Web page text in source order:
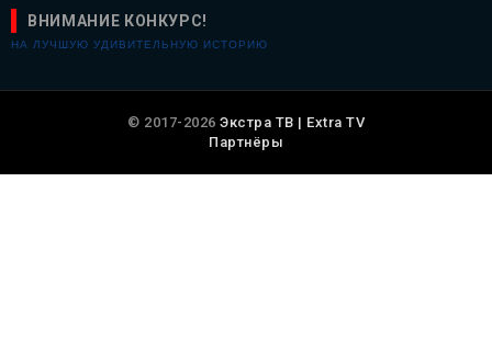
ВНИМАНИЕ КОНКУРС!
НА ЛУЧШУЮ УДИВИТЕЛЬНУЮ ИСТОРИЮ
© 2017-2026 Экстра ТВ | Extra TV
Партнёры